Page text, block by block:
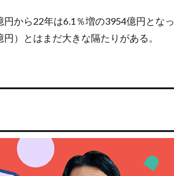
から22年は6.1％増の3954億円となっ
）とはまだ大きな隔たりがある。